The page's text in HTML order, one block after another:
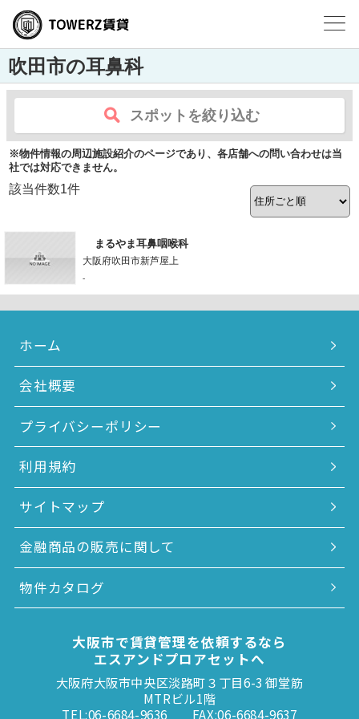
吹田市の耳鼻科
スポットを絞り込む
※物件情報の周辺施設紹介のページであり、各店舗への問い合わせは当
社では対応できません。
該当件数1件
まるやま耳鼻咽喉科
大阪府吹田市新芦屋上
-
ホーム
会社概要
プライバシーポリシー
利用規約
サイトマップ
金融商品の販売に関して
物件カタログ
大阪市で賃貸管理を依頼するなら
エスアンドプロアセットへ
大阪府大阪市中央区淡路町３丁目6-3 御堂筋
MTRビル1階
TEL:06-6684-9636
FAX:06-6684-9637